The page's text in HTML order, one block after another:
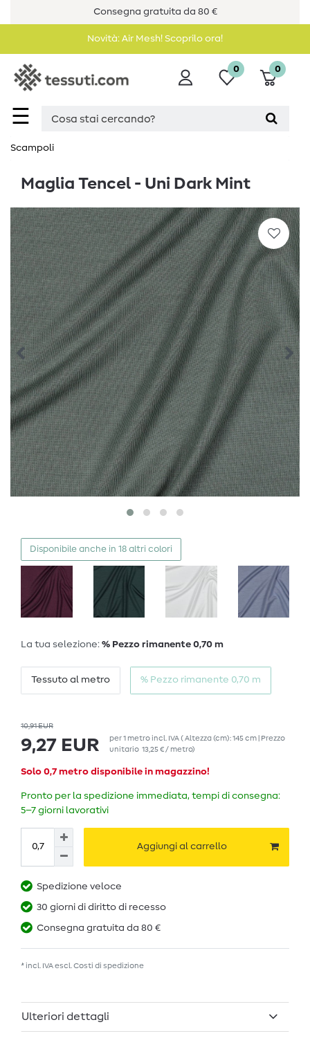
Consegna gratuita da 80 €
Novità: Air Mesh! Scoprilo ora!
☰
0 0
Scampoli
Maglia Tencel - Uni Dark Mint
Disponibile anche in 18 altri colori
La tua selezione: % Pezzo rimanente 0,70 m
Tessuto al metro % Pezzo rimanente 0,70 m
10,91 EUR
9,27 EUR per1 metroincl. IVA( Altezza (cm): 145 cm | Prezzo
unitario 13,25 € / metro)
Solo 0,7 metro disponibile in magazzino!
Pronto per la spedizione immediata, tempi di consegna:
5–7 giorni lavorativi
Aggiungi al carrello
Spedizione veloce
30 giorni di diritto di recesso
Consegna gratuita da 80 €
* incl. IVA escl. Costi di spedizione
Ulteriori dettagli